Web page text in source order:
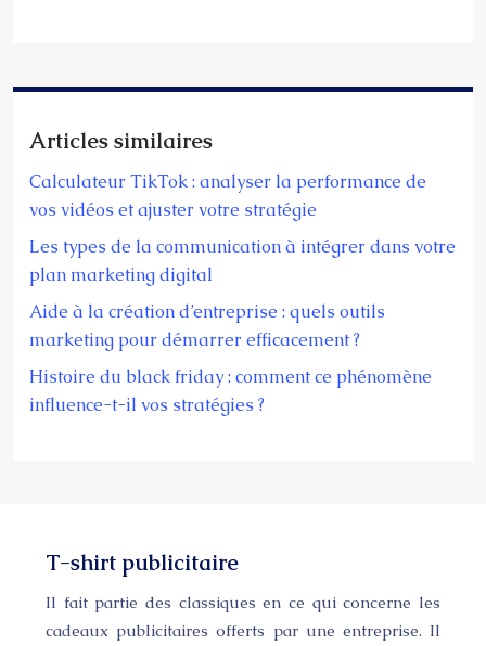
Articles similaires
Calculateur TikTok : analyser la performance de
vos vidéos et ajuster votre stratégie
Les types de la communication à intégrer dans votre
plan marketing digital
Aide à la création d’entreprise : quels outils
marketing pour démarrer efficacement ?
Histoire du black friday : comment ce phénomène
influence-t-il vos stratégies ?
T-shirt publicitaire
Il fait partie des classiques en ce qui concerne les
cadeaux publicitaires offerts par une entreprise. Il